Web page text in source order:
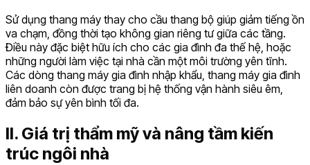
Sử dụng thang máy thay cho cầu thang bộ giúp giảm tiếng ồn
va chạm, đồng thời tạo không gian riêng tư giữa các tầng.
Điều này đặc biệt hữu ích cho các gia đình đa thế hệ, hoặc
những người làm việc tại nhà cần một môi trường yên tĩnh.
Các dòng thang máy gia đình nhập khẩu, thang máy gia đình
liên doanh còn được trang bị hệ thống vận hành siêu êm,
đảm bảo sự yên bình tối đa.
II. Giá trị thẩm mỹ và nâng tầm kiến
trúc ngôi nhà